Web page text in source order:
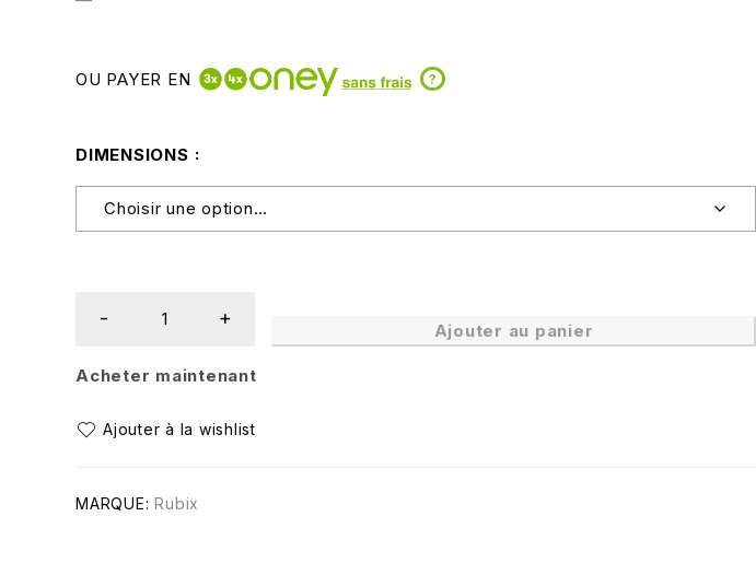
OU PAYER EN ?
DIMENSIONS
Ajouter au panier
Acheter maintenant
MARQUE: Rubix